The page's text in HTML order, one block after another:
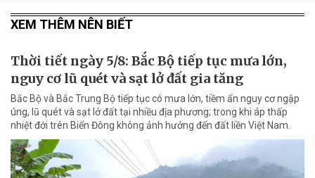
XEM THÊM NÊN BIẾT
Thời tiết ngày 5/8: Bắc Bộ tiếp tục mưa lớn,
nguy cơ lũ quét và sạt lở đất gia tăng
Bắc Bộ và Bắc Trung Bộ tiếp tục có mưa lớn, tiềm ẩn nguy cơ ngập
úng, lũ quét và sạt lở đất tại nhiều địa phương; trong khi áp thấp
nhiệt đới trên Biển Đông không ảnh hưởng đến đất liền Việt Nam.